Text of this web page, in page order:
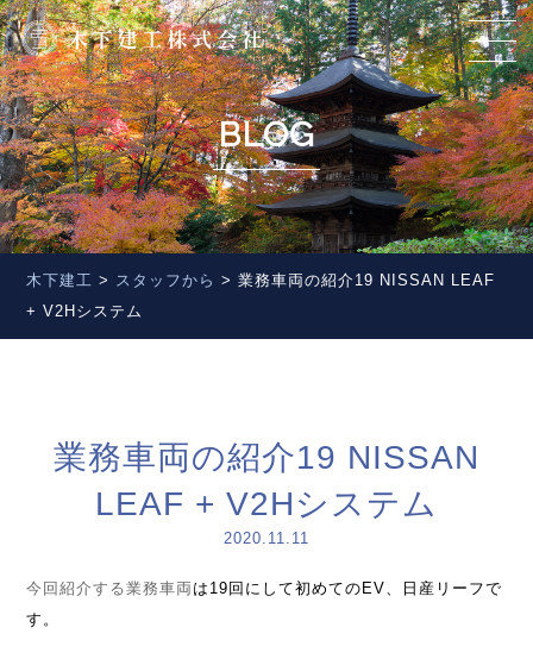
BLOG
木下建工 > スタッフから >業務車両の紹介19 NISSAN LEAF
+ V2Hシステム
業務車両の紹介19 NISSAN
LEAF + V2Hシステム
2020.11.11
今回紹介する業務車両 は19回にして初めてのEV、日産リーフで
す。